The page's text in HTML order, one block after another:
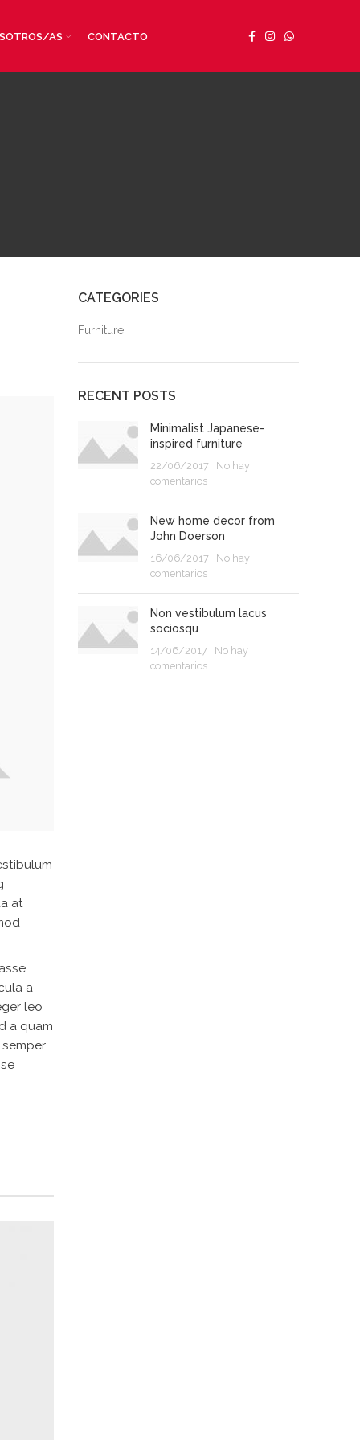
AS CONTACTO
at
a
leo
a quam
CATEGORIES
Furniture
RECENT POSTS
Minimalist Japanese-
inspired furniture
22/06/2017
No hay
comentarios
New home decor from
John Doerson
16/06/2017
No hay
comentarios
Non vestibulum lacus
sociosqu
14/06/2017
No hay
comentarios